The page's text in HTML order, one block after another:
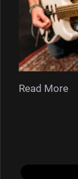
Read More